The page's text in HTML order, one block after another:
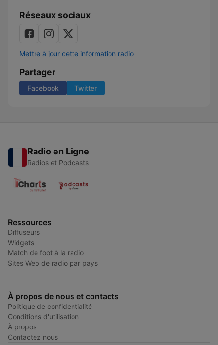
Réseaux sociaux
Mettre à jour cette information radio
Partager
Facebook Twitter
Radio en Ligne
Radios et Podcasts
Ressources
Diffuseurs
Widgets
Match de foot à la radio
Sites Web de radio par pays
À propos de nous et contacts
Politique de confidentialité
Conditions d'utilisation
À propos
Contactez nous